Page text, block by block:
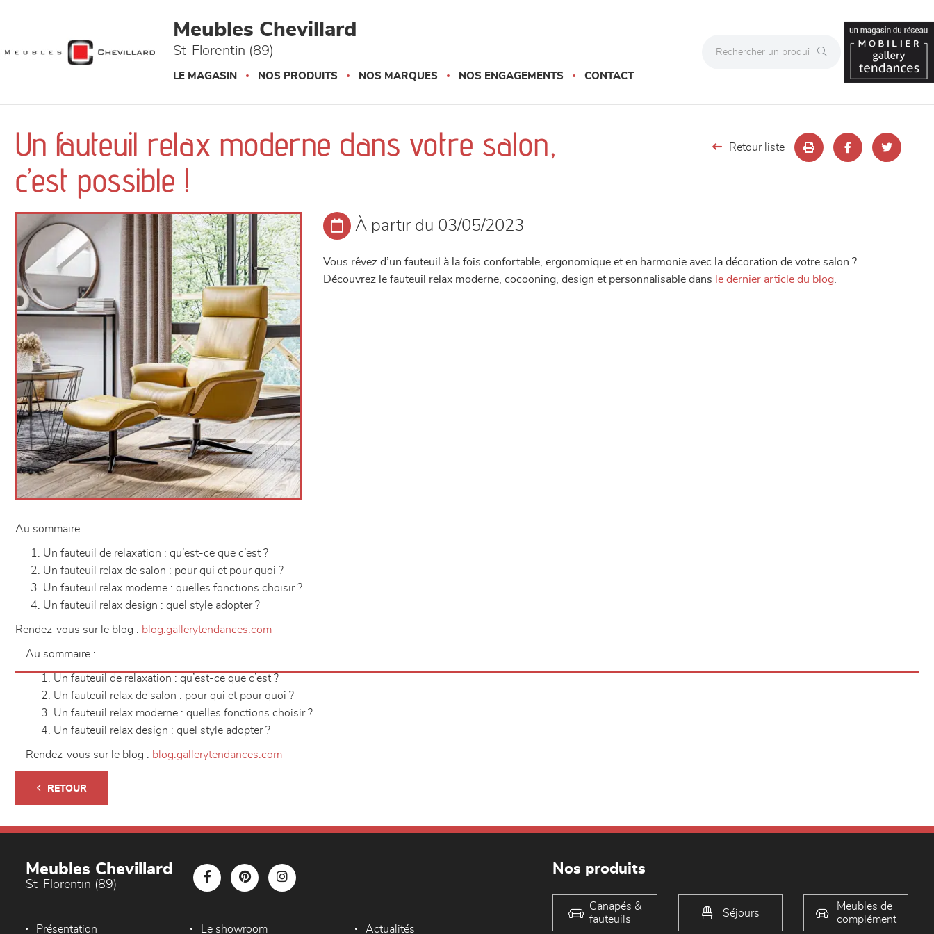
Meubles Chevillard
St-Florentin (89)
LE MAGASIN NOS PRODUITS NOS MARQUES NOS ENGAGEMENTS CONTACT
Un fauteuil relax moderne dans votre salon,
c’est possible !
Retour liste
À partir du 03/05/2023
Vous rêvez d’un fauteuil à la fois confortable, ergonomique et en harmonie avec la décoration de votre salon ?
Découvrez le fauteuil relax moderne, cocooning, design et personnalisable dans le dernier article du blog
Au sommaire :
Un fauteuil de relaxation : qu’est-ce que c’est ?
Un fauteuil relax de salon : pour qui et pour quoi ?
Un fauteuil relax moderne : quelles fonctions choisir ?
Un fauteuil relax design : quel style adopter ?
Rendez-vous sur le blog : blog.gallerytendances.com
Au sommaire :
Un fauteuil de relaxation : qu’est-ce que c’est ?
Un fauteuil relax de salon : pour qui et pour quoi ?
Un fauteuil relax moderne : quelles fonctions choisir ?
Un fauteuil relax design : quel style adopter ?
Rendez-vous sur le blog : blog.gallerytendances.com
RETOUR
Meubles Chevillard
St-Florentin (89)
Présentation Le showroom Actualités
Nos produits
Canapés &
fauteuils
Séjours
Meubles de
complément